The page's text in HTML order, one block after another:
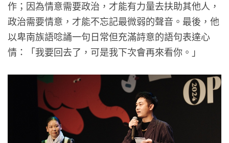
作；因為情意需要政治，才能有力量去扶助其他人，
政治需要情意，才能不忘記最微弱的聲音。最後，他
以卑南族語唸誦一句日常但充滿詩意的語句表達心
情：「我要回去了，可是我下次會再來看你。」